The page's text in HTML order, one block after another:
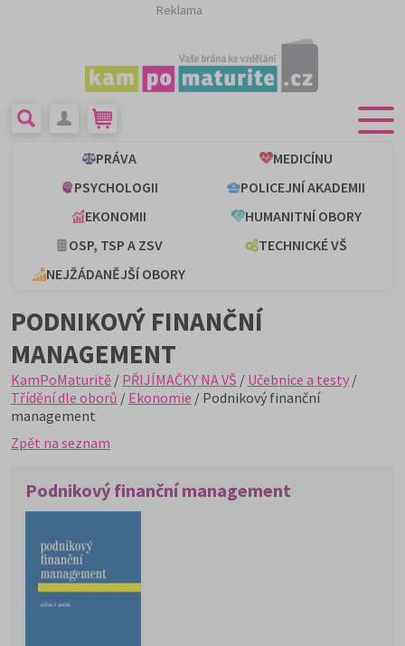
Reklama
PRÁVA
MEDICÍNU
PSYCHOLOGII
POLICEJNÍ AKADEMII
EKONOMII
HUMANITNÍ OBORY
OSP, TSP A ZSV
TECHNICKÉ VŠ
NEJŽÁDANĚJŠÍ OBORY
PODNIKOVÝ FINANČNÍ
MANAGEMENT
KamPoMaturitě / PŘIJÍMAČKY NA VŠ / Učebnice a testy /
Třídění dle oborů / Ekonomie / Podnikový finanční
management
Zpět na seznam
Podnikový finanční management